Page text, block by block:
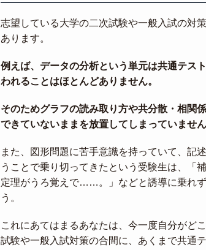
志望している大学の二次試験や一般入試の対
あります。
例えば、データの分析という単元は共通テス
われることはほとんどありません。
そのためグラフの読み取り方や共分散・相関
できていないままを放置してしまっていませ
また、図形問題に苦手意識を持っていて、記
うことで乗り切ってきたという受験生は、「
定理がうろ覚えで……。」などと誘導に乗れ
う。
これにあてはまるあなたは、今一度自分がど
試験や一般入試対策の合間に、あくまで共通